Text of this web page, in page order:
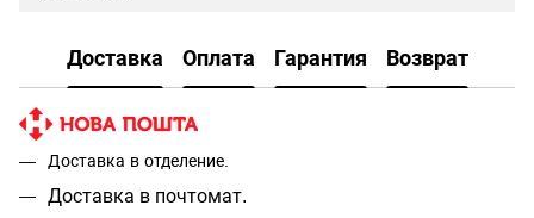
Доставка Оплата Гарантия Возврат
Доставка в отделение.
Доставка в почтомат.